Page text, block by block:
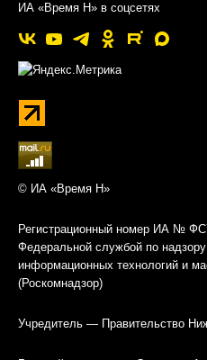
ИА «Время Н» в соцсетях
© ИА «Время Н»
Регистрационный номер ИА №
Федеральной службой по
информационных технологий и
(Роскомнадзор)
Учредитель — Правительство